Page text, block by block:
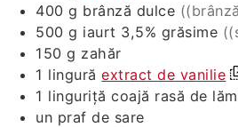
400 g brânză dulce
500 g iaurt 3,5% grăsime
150 g zahăr
1 lingură extract de vanilie
1 linguriță coajă rasă de
un praf de sare